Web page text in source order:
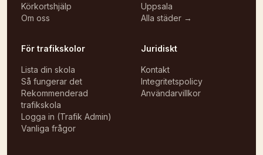
Körkortshjälp
Om oss
Uppsala
Alla städer →
För trafikskolor
Lista din skola
Så fungerar det
Rekommenderad
trafikskola
Logga in (Trafik Admin)
Vanliga frågor
Juridiskt
Kontakt
Integritetspolicy
Användarvillkor